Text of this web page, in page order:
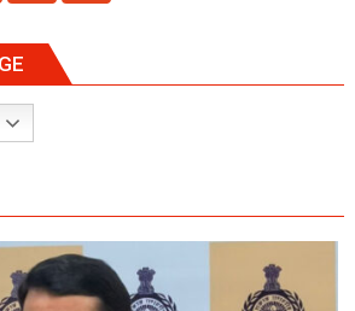
महोत्सव,
हमारी
व्यक्तिगत